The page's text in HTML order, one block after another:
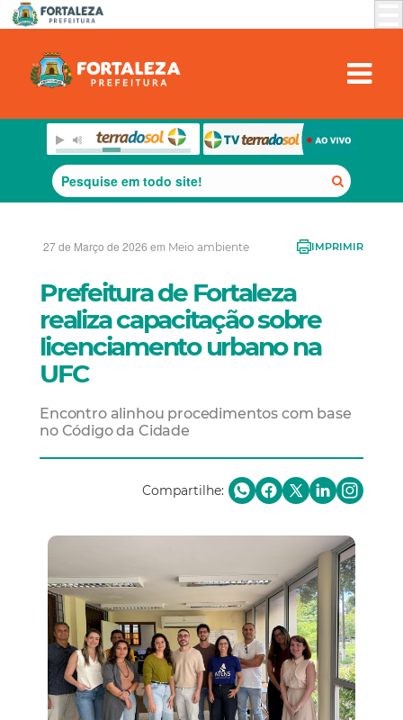
27 de Março de 2026 em Meio ambiente IMPRIMIR
Prefeitura de Fortaleza
realiza capacitação sobre
licenciamento urbano na
UFC
Encontro alinhou procedimentos com base
no Código da Cidade
Compartilhe: